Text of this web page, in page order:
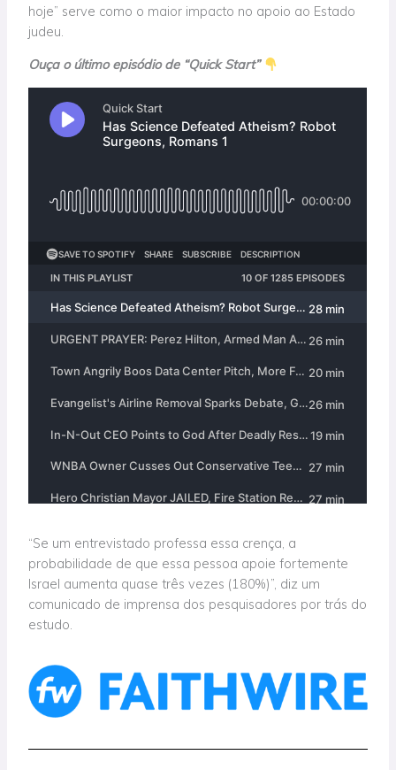
hoje” serve como o maior impacto no apoio ao Estado
judeu.
Ouça o último episódio de “Quick Start”
“Se um entrevistado professa essa crença, a
probabilidade de que essa pessoa apoie fortemente
Israel aumenta quase três vezes (180%)”, diz um
comunicado de imprensa dos pesquisadores por trás do
estudo.